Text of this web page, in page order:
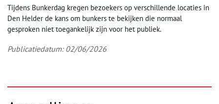
Tijdens Bunkerdag kregen bezoekers op verschillende locaties in
Den Helder de kans om bunkers te bekijken die normaal
gesproken niet toegankelijk zijn voor het publiek.
Publicatiedatum: 02/06/2026